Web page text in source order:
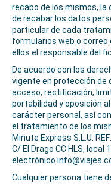
recabo de los mismos, la
de recabar los datos
particular de cada
formularios web o
ellos el responsable del
De acuerdo con los
vigente en protección de
acceso, rectificación,
portabilidad y oposición
carácter personal, así
el tratamiento de los
Minute Express S.L.U.
C/ El Drago CC HLS, local
electrónico
Cualquier persona tiene